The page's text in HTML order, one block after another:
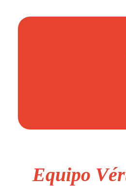
Equipo